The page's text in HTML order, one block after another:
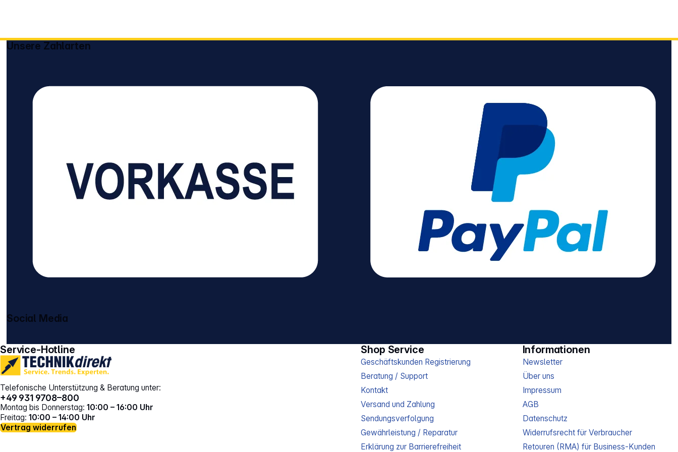
Service-Hotline
Telefonische Unterstützung & Beratung unter:
+49 931 9708–800
Montag bis Donnerstag: 10:00 – 16:00 Uhr
Freitag: 10:00 – 14:00 Uhr
Vertrag widerrufen
Shop Service
Geschäftskunden Registrierung
Beratung / Support
Kontakt
Versand und Zahlung
Sendungsverfolgung
Gewährleistung / Reparatur
Erklärung zur Barrierefreiheit
Informationen
Newsletter
Über uns
Impressum
AGB
Datenschutz
Widerrufsrecht für Verbraucher
Retouren (RMA) für Business-Kunden
Unsere Zahlarten
Social Media